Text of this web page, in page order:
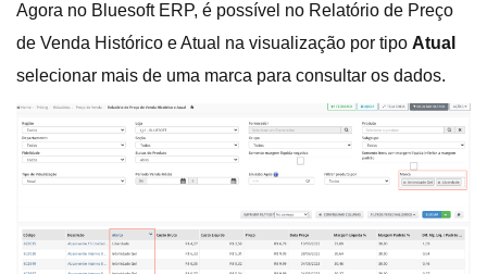
Agora no Bluesoft ERP, é possível no Relatório de Preço
de Venda Histórico e Atual na visualização por tipo Atual
selecionar mais de uma marca para consultar os dados.